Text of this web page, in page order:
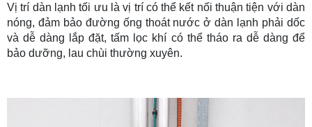
Vị trí dàn lạnh tối ưu là vị trí có thể kết nối thuận tiện với dàn
nóng, đảm bảo đường ống thoát nước ở dàn lạnh phải dốc
và dễ dàng lắp đặt, tấm lọc khí có thể tháo ra dễ dàng để
bảo dưỡng, lau chùi thường xuyên.